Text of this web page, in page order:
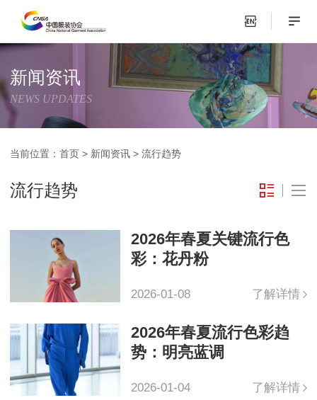
新闻资讯
NEWS UPDATES
当前位置：首页 > 新闻资讯 >流行趋势
流行趋势
2026年春夏关键流行色
彩：花丹粉
2026-01-08 了解详情
2026年春夏流行色彩趋
势：明亮蓝调
2026-01-04 了解详情